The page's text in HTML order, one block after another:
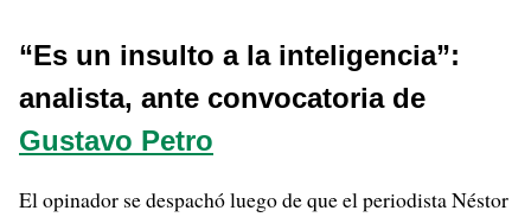
“Es un insulto a la inteligencia”:
analista, ante convocatoria de
Gustavo Petro
El opinador se despachó luego de que el periodista Néstor